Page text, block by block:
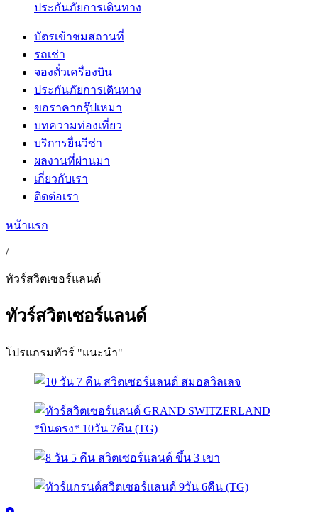
ประกันภัยการเดินทาง
บัตรเข้าชมสถานที่
รถเช่า
จองตั๋วเครื่องบิน
ประกันภัยการเดินทาง
ขอราคากรุ๊ปเหมา
บทความท่องเที่ยว
บริการยื่นวีซ่า
ผลงานที่ผ่านมา
เกี่ยวกับเรา
ติดต่อเรา
หน้าแรก
/
ทัวร์สวิตเซอร์แลนด์
ทัวร์สวิตเซอร์แลนด์
โปรแกรมทัวร์ "แนะนำ"